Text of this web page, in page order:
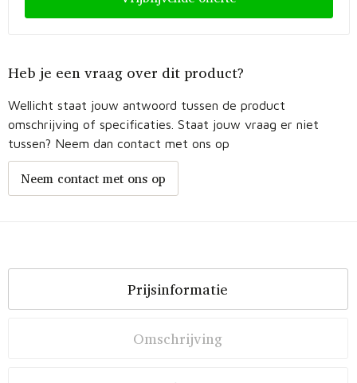
Heb je een vraag over dit product?
Wellicht staat jouw antwoord tussen de product
omschrijving of specificaties. Staat jouw vraag er niet
tussen? Neem dan contact met ons op
Neem contact met ons op
Prijsinformatie
Omschrijving